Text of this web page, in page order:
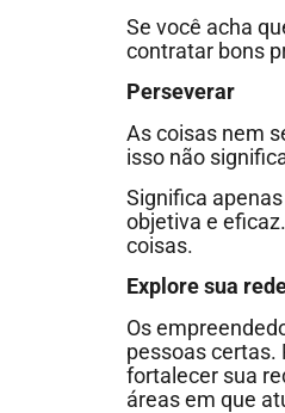
Se você acha
contratar bons
Perseverar
As coisas nem
isso não
Significa
objetiva e
coisas.
Explore sua
Os
pessoas certas.
fortalecer sua
áreas em que